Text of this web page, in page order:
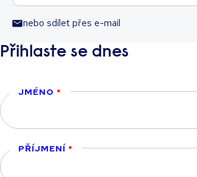
nebo sdílet přes e-mail
Přihlaste se dnes
JMÉNO
PŘÍJMENÍ